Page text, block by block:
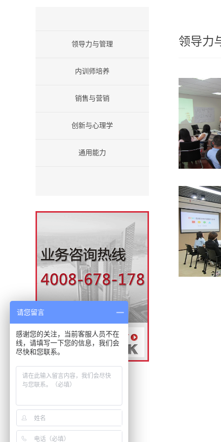
领导力与管理
内训师培养
销售与营销
创新与心理学
通用能力
领导力
请您留言
感谢您的关注，当前客服人员不在
线，请填写一下您的信息，我们会
尽快和您联系。